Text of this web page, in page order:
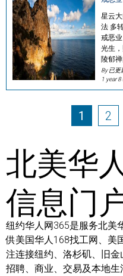
星云
法 多
戒恶
光生
陵郁
By 已更
1 year
Pagination Page
1 2
北美华
信息门
纽约华人网365是服务北美
供美国华人168找工网、美
注连接纽约、洛杉矶、旧金
招聘、商业、交易及本地